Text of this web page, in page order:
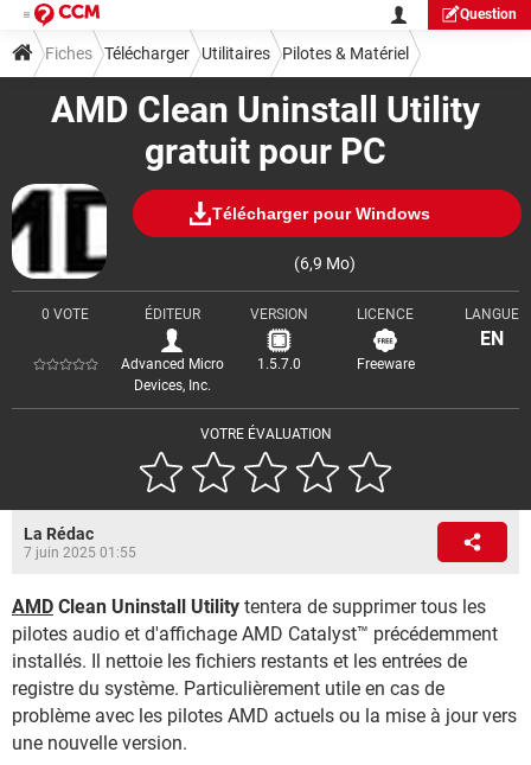
Question
AMD Clean Uninstall Utility
gratuit pour PC
Télécharger pour Windows
(6,9 Mo)
VOTRE ÉVALUATION
0 VOTE ÉDITEUR
Advanced Micro
Devices, Inc.
VERSION
1.5.7.0
LICENCE
Freeware
LANGUE
EN
Fiches Télécharger Utilitaires Pilotes & Matériel
La Rédac
7 juin 2025 01:55
AMD Clean Uninstall Utility tentera de supprimer tous les
pilotes audio et d'affichage AMD Catalyst™ précédemment
installés. Il nettoie les fichiers restants et les entrées de
registre du système. Particulièrement utile en cas de
problème avec les pilotes AMD actuels ou la mise à jour vers
une nouvelle version.